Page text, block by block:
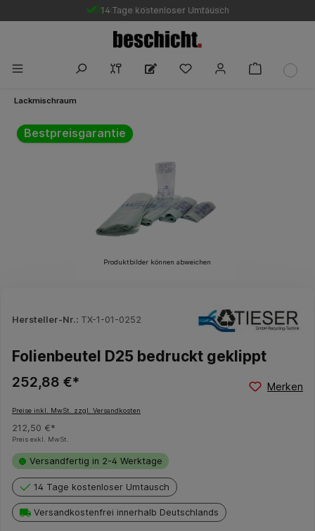
Gratis DE-Versand ab 250 €
14 Tage kostenloser Umtausch
Lackmischraum
Bildergalerie überspringen
Bestpreisgarantie
Produktbilder können abweichen
Hersteller-Nr.: TX-1-01-0252
Folienbeutel D25 bedruckt geklippt
252,88 €* Merken
Preise inkl. MwSt. zzgl. Versandkosten
212,50 €*
Preis exkl. MwSt.
Versandfertig in 2-4 Werktage
14 Tage kostenloser Umtausch
Versandkostenfrei innerhalb Deutschlands